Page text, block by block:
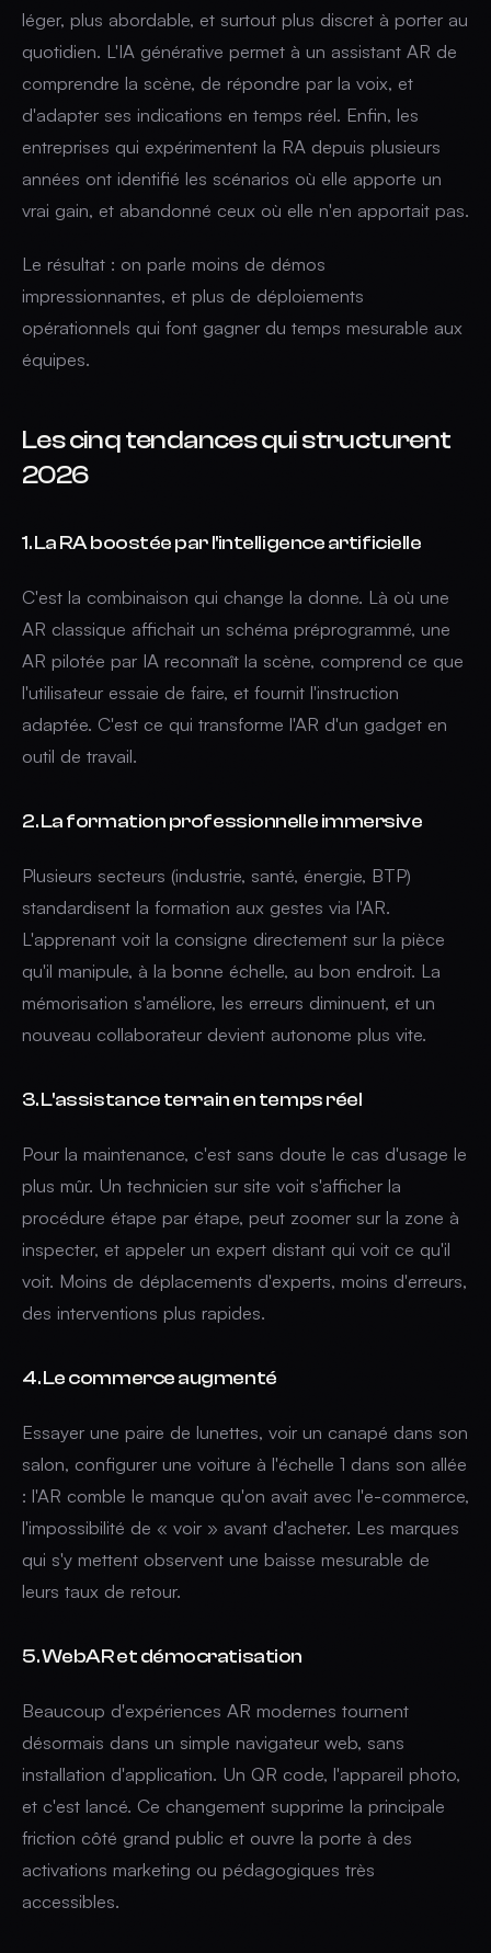
léger, plus abordable, et surtout plus discret à porter au
quotidien. L'IA générative permet à un assistant AR de
comprendre la scène, de répondre par la voix, et
d'adapter ses indications en temps réel. Enfin, les
entreprises qui expérimentent la RA depuis plusieurs
années ont identifié les scénarios où elle apporte un
vrai gain, et abandonné ceux où elle n'en apportait pas.
Le résultat : on parle moins de démos
impressionnantes, et plus de déploiements
opérationnels qui font gagner du temps mesurable aux
équipes.
Les cinq tendances qui structurent
2026
1. La RA boostée par l'intelligence artificielle
C'est la combinaison qui change la donne. Là où une
AR classique affichait un schéma préprogrammé, une
AR pilotée par IA reconnaît la scène, comprend ce que
l'utilisateur essaie de faire, et fournit l'instruction
adaptée. C'est ce qui transforme l'AR d'un gadget en
outil de travail.
2. La formation professionnelle immersive
Plusieurs secteurs (industrie, santé, énergie, BTP)
standardisent la formation aux gestes via l'AR.
L'apprenant voit la consigne directement sur la pièce
qu'il manipule, à la bonne échelle, au bon endroit. La
mémorisation s'améliore, les erreurs diminuent, et un
nouveau collaborateur devient autonome plus vite.
3. L'assistance terrain en temps réel
Pour la maintenance, c'est sans doute le cas d'usage le
plus mûr. Un technicien sur site voit s'afficher la
procédure étape par étape, peut zoomer sur la zone à
inspecter, et appeler un expert distant qui voit ce qu'il
voit. Moins de déplacements d'experts, moins d'erreurs,
des interventions plus rapides.
4. Le commerce augmenté
Essayer une paire de lunettes, voir un canapé dans son
salon, configurer une voiture à l'échelle 1 dans son allée
: l'AR comble le manque qu'on avait avec l'e-commerce,
l'impossibilité de « voir » avant d'acheter. Les marques
qui s'y mettent observent une baisse mesurable de
leurs taux de retour.
5. WebAR et démocratisation
Beaucoup d'expériences AR modernes tournent
désormais dans un simple navigateur web, sans
installation d'application. Un QR code, l'appareil photo,
et c'est lancé. Ce changement supprime la principale
friction côté grand public et ouvre la porte à des
activations marketing ou pédagogiques très
accessibles.